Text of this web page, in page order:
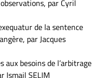
par Cyril
de la sentence
par Jacques
aux besoins de l’arbitrage
Ismail SELIM